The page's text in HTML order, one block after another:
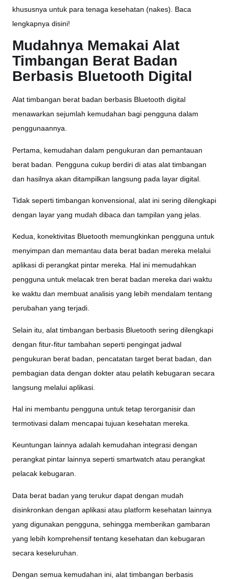
khususnya untuk para tenaga kesehatan (nakes). Baca
lengkapnya disini!
Mudahnya Memakai Alat
Timbangan Berat Badan
Berbasis Bluetooth Digital
Alat timbangan berat badan berbasis Bluetooth digital
menawarkan sejumlah kemudahan bagi pengguna dalam
penggunaannya.
Pertama, kemudahan dalam pengukuran dan pemantauan
berat badan. Pengguna cukup berdiri di atas alat timbangan
dan hasilnya akan ditampilkan langsung pada layar digital.
Tidak seperti timbangan konvensional, alat ini sering dilengkapi
dengan layar yang mudah dibaca dan tampilan yang jelas.
Kedua, konektivitas Bluetooth memungkinkan pengguna untuk
menyimpan dan memantau data berat badan mereka melalui
aplikasi di perangkat pintar mereka. Hal ini memudahkan
pengguna untuk melacak tren berat badan mereka dari waktu
ke waktu dan membuat analisis yang lebih mendalam tentang
perubahan yang terjadi.
Selain itu, alat timbangan berbasis Bluetooth sering dilengkapi
dengan fitur-fitur tambahan seperti pengingat jadwal
pengukuran berat badan, pencatatan target berat badan, dan
pembagian data dengan dokter atau pelatih kebugaran secara
langsung melalui aplikasi.
Hal ini membantu pengguna untuk tetap terorganisir dan
termotivasi dalam mencapai tujuan kesehatan mereka.
Keuntungan lainnya adalah kemudahan integrasi dengan
perangkat pintar lainnya seperti smartwatch atau perangkat
pelacak kebugaran.
Data berat badan yang terukur dapat dengan mudah
disinkronkan dengan aplikasi atau platform kesehatan lainnya
yang digunakan pengguna, sehingga memberikan gambaran
yang lebih komprehensif tentang kesehatan dan kebugaran
secara keseluruhan.
Dengan semua kemudahan ini, alat timbangan berbasis